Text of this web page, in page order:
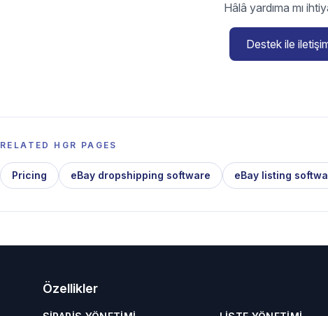
Hâlâ yardıma mı
Destek ile
RELATED HGR PAGES
Pricing eBay dropshipping software eBay listing
Özellikler